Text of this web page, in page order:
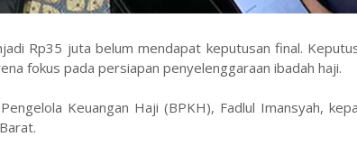
Rp35 juta belum mendapat keputusan final.
fokus pada persiapan penyelenggaraan ibadah haji.
Keuangan Haji (BPKH), Fadlul Imansyah,